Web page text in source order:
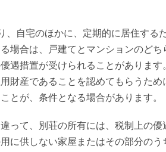
、自宅のほかに、定期的に居住する
場合は、戸建てとマンションのどち
遇措置が受けられることがあります
財産であることを認めてもらうため
とが、条件となる場合があります。
って、別荘の所有には、税制上の優
に供しない家屋またはその部分の